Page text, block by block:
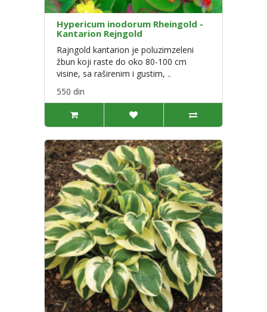
Hypericum inodorum Rheingold -
Kantarion Rejngold
Rajngold kantarion je poluzimzeleni
žbun koji raste do oko 80-100 cm
visine, sa raširenim i gustim, ..
550 din